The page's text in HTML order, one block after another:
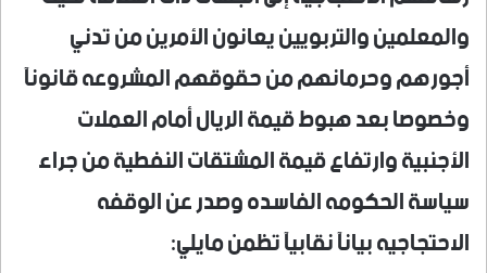
والمعلمين والتربويين يعانون الأمرين من تدني
أجورهم وحرمانهم من حقوقهم المشروعه قانونآ
وخصوصا بعد هبوط قيمة الريال أمام العملات
الأجنبية وارتفاع قيمة المشتقات النفطية من جراء
سياسة الحكومه الفاسده وصدر عن الوقفه
الاحتجاجيه بيانآ نقابيآ تظمن مايلي: